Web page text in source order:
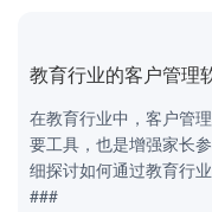
教育行业的客户管理
在教育行业中，客户管
要工具，也是增强家长
细探讨如何通过教育行
###